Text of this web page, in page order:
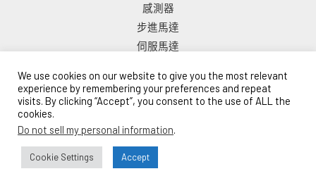
感測器
步進馬達
伺服馬達
We use cookies on our website to give you the most relevant
experience by remembering your preferences and repeat
visits. By clicking “Accept”, you consent to the use of ALL the
cookies.
Do not sell my personal information.
Cookie Settings Accept